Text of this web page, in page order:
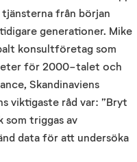
från början
generationer. Mike
konsultföretag som
för 2000-talet och
Skandinaviens
viktigaste råd var: ”Bryt
som triggas av
data för att undersöka